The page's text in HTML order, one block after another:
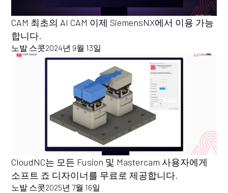
CAM 최초의 AI CAM 이제 SiemensNX에서 이용 가능
합니다.
노발 스콧2024년 9월 13일
CloudNC는 모든 Fusion 및 Mastercam 사용자에게
소프트 죠 디자이너를 무료로 제공합니다.
노발 스콧2025년 7월 16일